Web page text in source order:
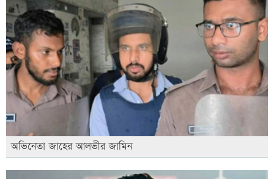
অভিনেতা জাহের আলভীর জামিন